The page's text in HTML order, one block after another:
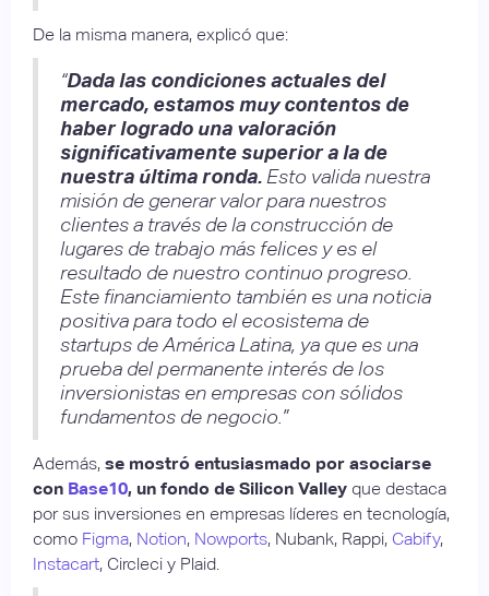
De la misma manera, explicó que:
“Dada las condiciones actuales del
mercado, estamos muy contentos de
haber logrado una valoración
significativamente superior a la de
nuestra última ronda. Esto valida nuestra
misión de generar valor para nuestros
clientes a través de la construcción de
lugares de trabajo más felices y es el
resultado de nuestro continuo progreso.
Este financiamiento también es una noticia
positiva para todo el ecosistema de
startups de América Latina, ya que es una
prueba del permanente interés de los
inversionistas en empresas con sólidos
fundamentos de negocio.”
Además, se mostró entusiasmado por asociarse
con Base10, un fondo de Silicon Valley que destaca
por sus inversiones en empresas líderes en tecnología,
como Figma, Notion, Nowports, Nubank, Rappi, Cabify,
Instacart, Circleci y Plaid.